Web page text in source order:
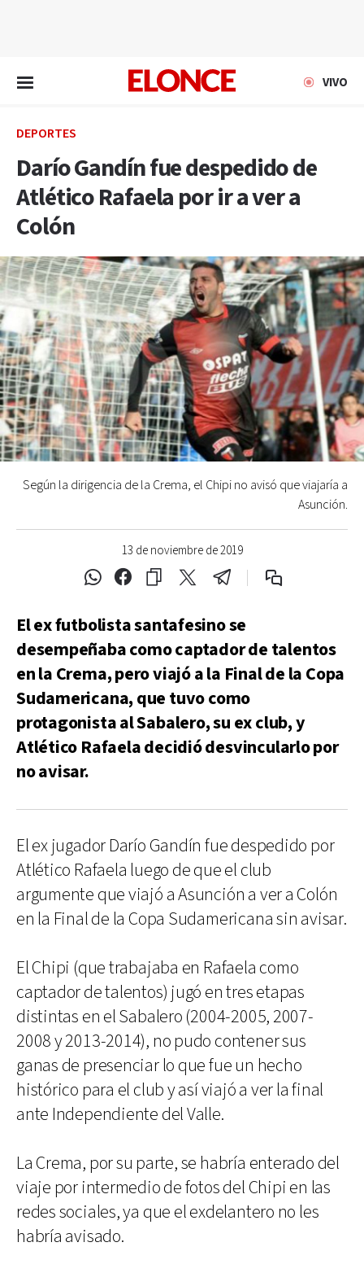
VIVO
DEPORTES
Darío Gandín fue despedido de
Atlético Rafaela por ir a ver a
Colón
13 de noviembre de 2019
Según la dirigencia de la Crema, el Chipi no avisó que viajaría a
Asunción.
El ex futbolista santafesino se
desempeñaba como captador de talentos
en la Crema, pero viajó a la Final de la Copa
Sudamericana, que tuvo como
protagonista al Sabalero, su ex club, y
Atlético Rafaela decidió desvincularlo por
no avisar.
El ex jugador Darío Gandín fue despedido por
Atlético Rafaela luego de que el club
argumente que viajó a Asunción a ver a Colón
en la Final de la Copa Sudamericana sin avisar.
El Chipi (que trabajaba en Rafaela como
captador de talentos) jugó en tres etapas
distintas en el Sabalero (2004-2005, 2007-
2008 y 2013-2014), no pudo contener sus
ganas de presenciar lo que fue un hecho
histórico para el club y así viajó a ver la final
ante Independiente del Valle.
La Crema, por su parte, se habría enterado del
viaje por intermedio de fotos del Chipi en las
redes sociales, ya que el exdelantero no les
habría avisado.